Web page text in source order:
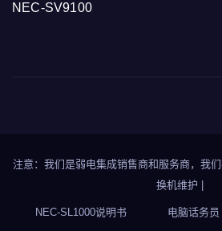
NEC-SV9100
注意：我们是弱电集成销售商和服务商，我
换机维护
NEC-SL1000说明书 电脑话务员